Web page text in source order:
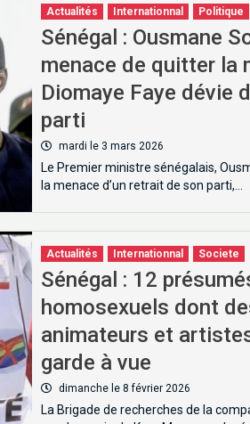
Actualités Internationnal Politique
Sénégal : Ousmane
menace de quitter la
Diomaye Faye dévie
parti
mardi le 3 mars 2026
Le Premier ministre sénégalais,
la menace d’un retrait de son parti,…
Actualités Internationnal Societe
Sénégal : 12
homosexuels dont
animateurs et
garde à vue
dimanche le 8 février 2026
La Brigade de recherches de la